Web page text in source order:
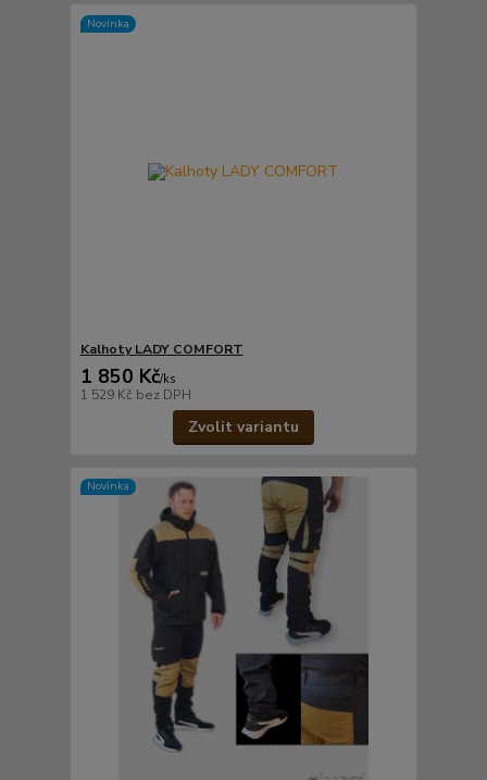
Novinka
Kalhoty LADY COMFORT
1 850 Kč/ks
1 529 Kč bez DPH
Zvolit variantu
Novinka